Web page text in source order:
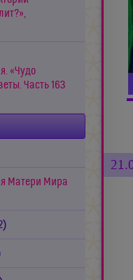
«Чудо
Часть 163
Матери Мира